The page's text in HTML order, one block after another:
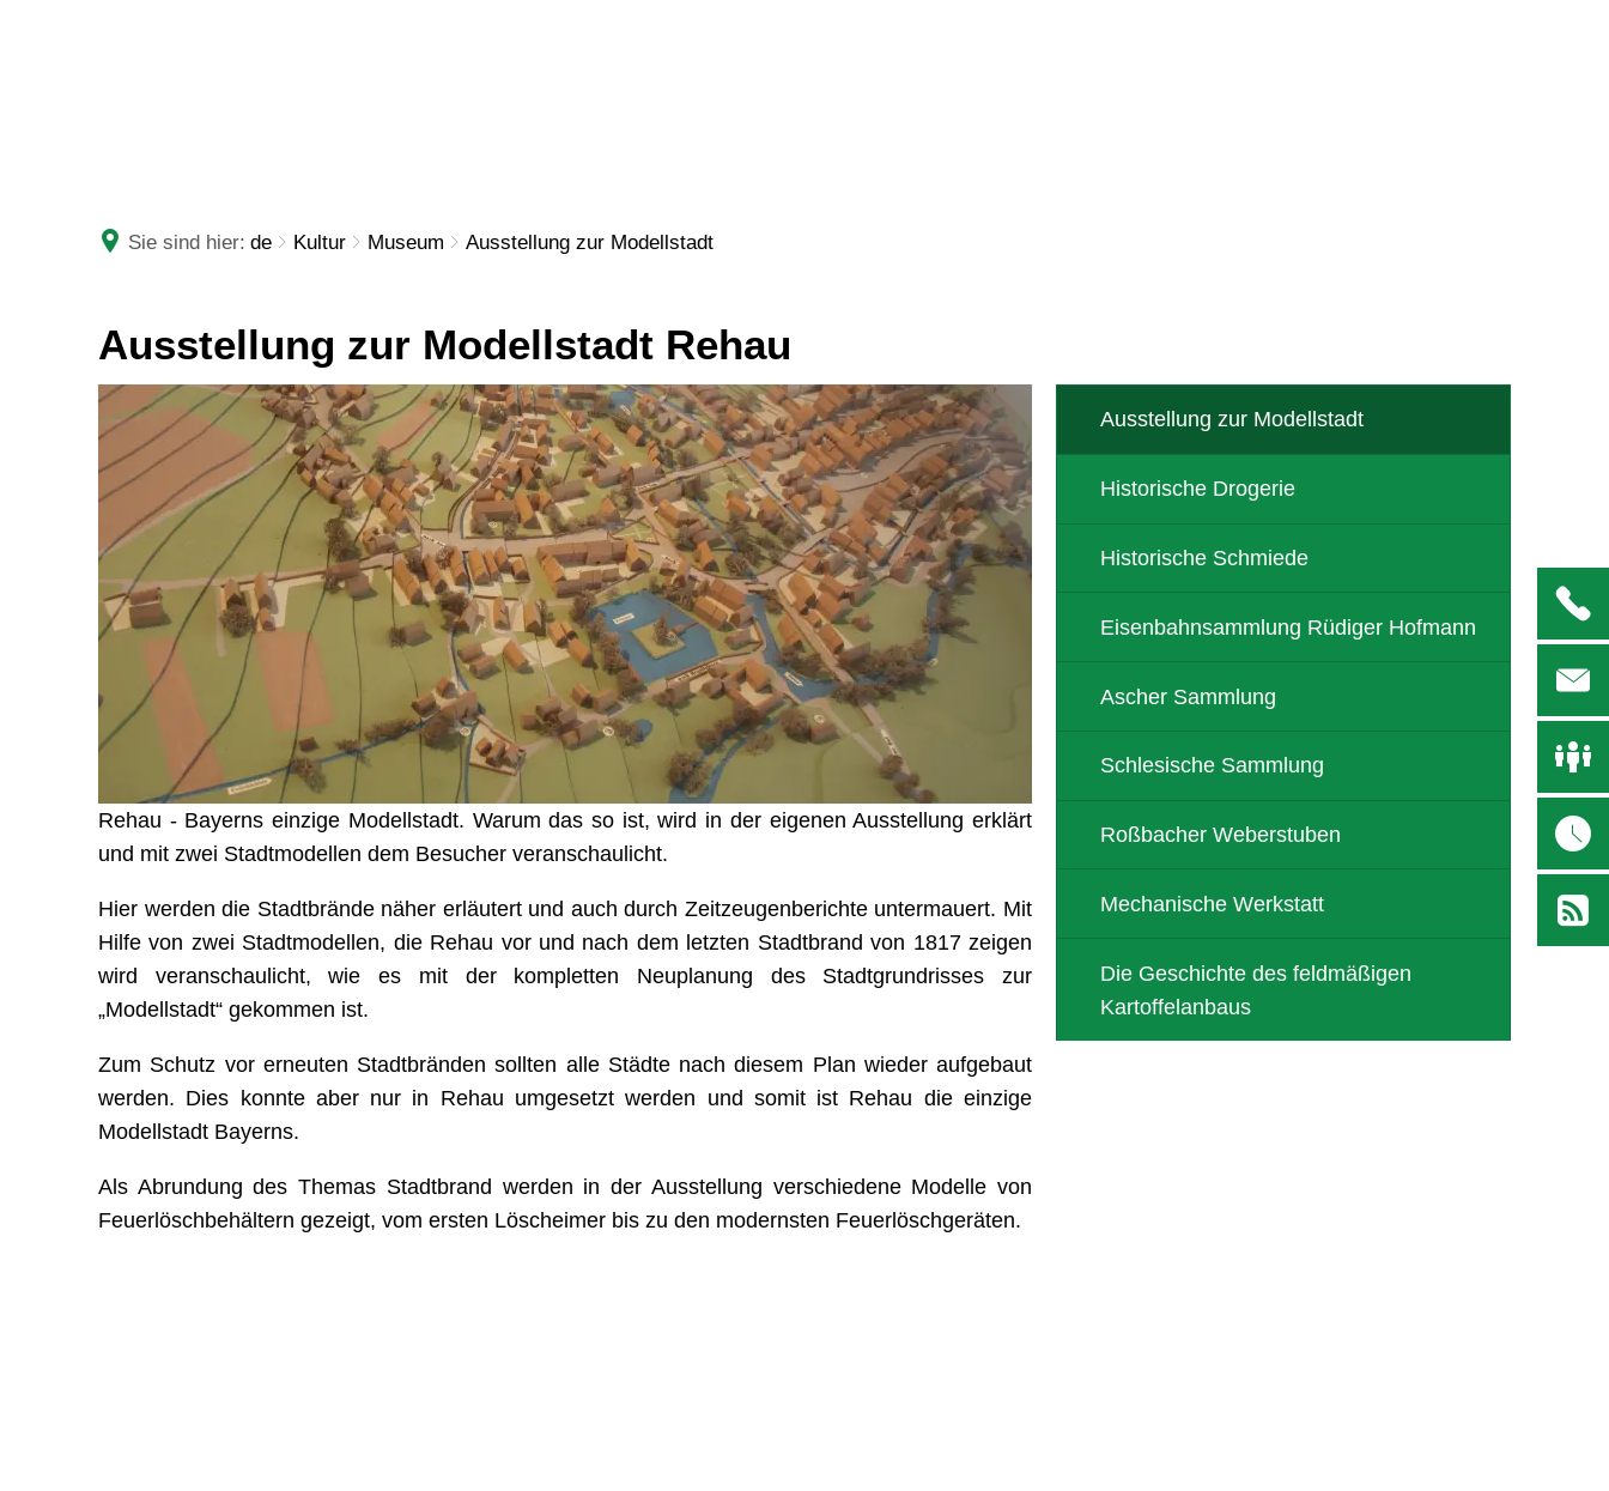
Sie sind hier: de Kultur Museum Ausstellung zur Modellstadt
Ausstellung
Modellstadt
Ausstellung zur Modellstadt Rehau
Rehau - Bayerns einzige Modellstadt. Warum das so ist, wird in der eigenen Ausstellung erklärt
und mit zwei Stadtmodellen dem Besucher veranschaulicht.
Hier werden die Stadtbrände näher erläutert und auch durch Zeitzeugenberichte untermauert. Mit
Hilfe von zwei Stadtmodellen, die Rehau vor und nach dem letzten Stadtbrand von 1817 zeigen
wird veranschaulicht, wie es mit der kompletten Neuplanung des Stadtgrundrisses zur
„Modellstadt“ gekommen ist.
Zum Schutz vor erneuten Stadtbränden sollten alle Städte nach diesem Plan wieder aufgebaut
werden. Dies konnte aber nur in Rehau umgesetzt werden und somit ist Rehau die einzige
Modellstadt Bayerns.
Als Abrundung des Themas Stadtbrand werden in der Ausstellung verschiedene Modelle von
Feuerlöschbehältern gezeigt, vom ersten Löscheimer bis zu den modernsten Feuerlöschgeräten.
Ausstellung zur Modellstadt
Historische Drogerie
Historische Schmiede
Eisenbahnsammlung Rüdiger Hofmann
Ascher Sammlung
Schlesische Sammlung
Roßbacher Weberstuben
Mechanische Werkstatt
Die Geschichte des feldmäßigen
Kartoffelanbaus